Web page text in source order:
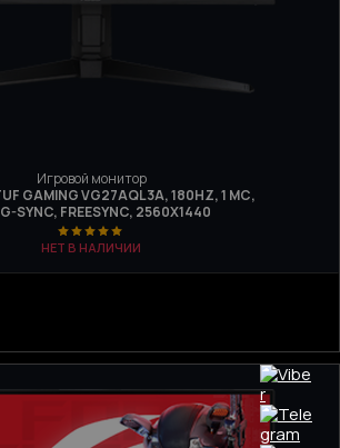
Игровой монитор
GAMING VG27AQL3A, 180HZ, 1 МС,
SYNC, FREESYNC, 2560Х1440
НЕТ В НАЛИЧИИ